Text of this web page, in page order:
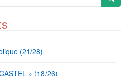
(21/28)
» (18/26)